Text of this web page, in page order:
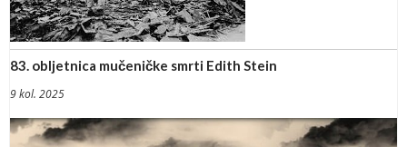
83. obljetnica mučeničke smrti Edith Stein
9 kol. 2025